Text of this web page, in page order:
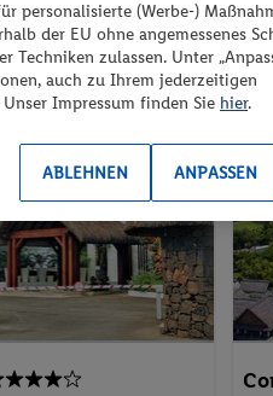
Hotel
personalisierte (Werbe-)
der EU ohne angemessenes
Techniken zulassen. Unter
auch zu Ihrem jederzeitigen
Unser Impressum finden Sie hier.
ANPASSEN
ABLEHNEN